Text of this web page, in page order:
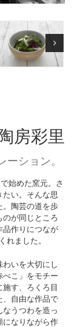
房彩里
ション。
始めた窯元。さ
たい。そんな思
。陶芸の道を歩
が同じところ
品作りにつなが
れました。
いを大切にし
べこ」をモチー
す、ろくろ目
、自由な作品で
うつわを造っ
になりながら作